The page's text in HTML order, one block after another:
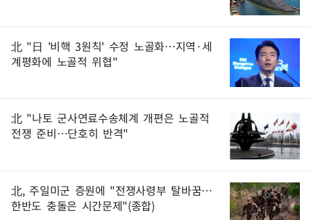
北 "日 '비핵 3원칙' 수정 노골화…지역·세
계평화에 노골적 위협"
北 "나토 군사연료수송체계 개편은 노골적
전쟁 준비…단호히 반격"
北, 주일미군 증원에 "전쟁사령부 탈바꿈…
한반도 충돌은 시간문제"(종합)